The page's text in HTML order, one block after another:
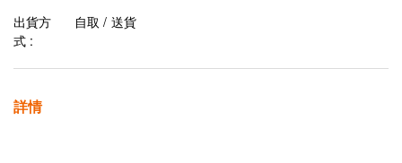
出貨方
式 :
自取 / 送貨
詳情